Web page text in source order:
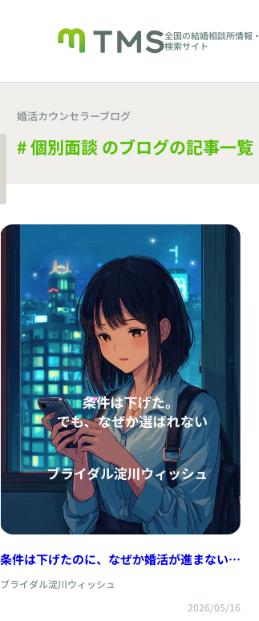
全国の結婚相談所情報・
検索サイト
婚活カウンセラーブログ
# 個別面談 のブログの記事一覧
条件は下げたのに、なぜか婚活が進まない女
ブライダル淀川ウィッシュ
2026/05/16